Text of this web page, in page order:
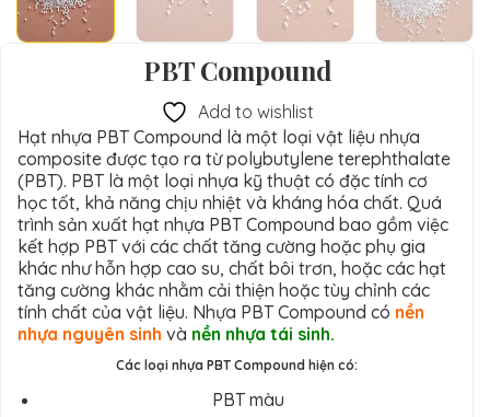
PBT Compound
Add to wishlist
Hạt nhựa PBT Compound là một loại vật liệu nhựa
composite được tạo ra từ polybutylene terephthalate
(PBT). PBT là một loại nhựa kỹ thuật có đặc tính cơ
học tốt, khả năng chịu nhiệt và kháng hóa chất. Quá
trình sản xuất hạt nhựa PBT Compound bao gồm việc
kết hợp PBT với các chất tăng cường hoặc phụ gia
khác như hỗn hợp cao su, chất bôi trơn, hoặc các hạt
tăng cường khác nhằm cải thiện hoặc tùy chỉnh các
tính chất của vật liệu. Nhựa PBT Compound có nền
nhựa nguyên sinh và nền nhựa tái sinh.
Các loại nhựa PBT Compound hiện có:
PBT màu